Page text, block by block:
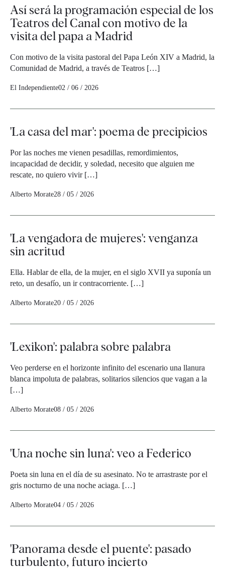
Así será la programación especial de los
Teatros del Canal con motivo de la
visita del papa a Madrid
Con motivo de la visita pastoral del Papa León XIV a Madrid, la
Comunidad de Madrid, a través de Teatros […]
El Independiente02 / 06 / 2026
'La casa del mar': poema de precipicios
Por las noches me vienen pesadillas, remordimientos,
incapacidad de decidir, y soledad, necesito que alguien me
rescate, no quiero vivir […]
Alberto Morate28 / 05 / 2026
'La vengadora de mujeres': venganza
sin acritud
Ella. Hablar de ella, de la mujer, en el siglo XVII ya suponía un
reto, un desafío, un ir contracorriente. […]
Alberto Morate20 / 05 / 2026
'Lexikon': palabra sobre palabra
Veo perderse en el horizonte infinito del escenario una llanura
blanca impoluta de palabras, solitarios silencios que vagan a la
[…]
Alberto Morate08 / 05 / 2026
'Una noche sin luna': veo a Federico
Poeta sin luna en el día de su asesinato. No te arrastraste por el
gris nocturno de una noche aciaga. […]
Alberto Morate04 / 05 / 2026
'Panorama desde el puente': pasado
turbulento, futuro incierto